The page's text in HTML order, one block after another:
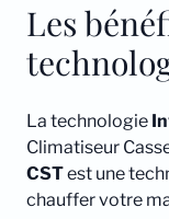
Les
La technologie
Climatiseur
CSTest une
chauffer votre